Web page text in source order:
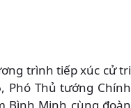
trình tiếp xúc cử tri
Phó Thủ tướng Chính
Bình Minh cùng đoàn